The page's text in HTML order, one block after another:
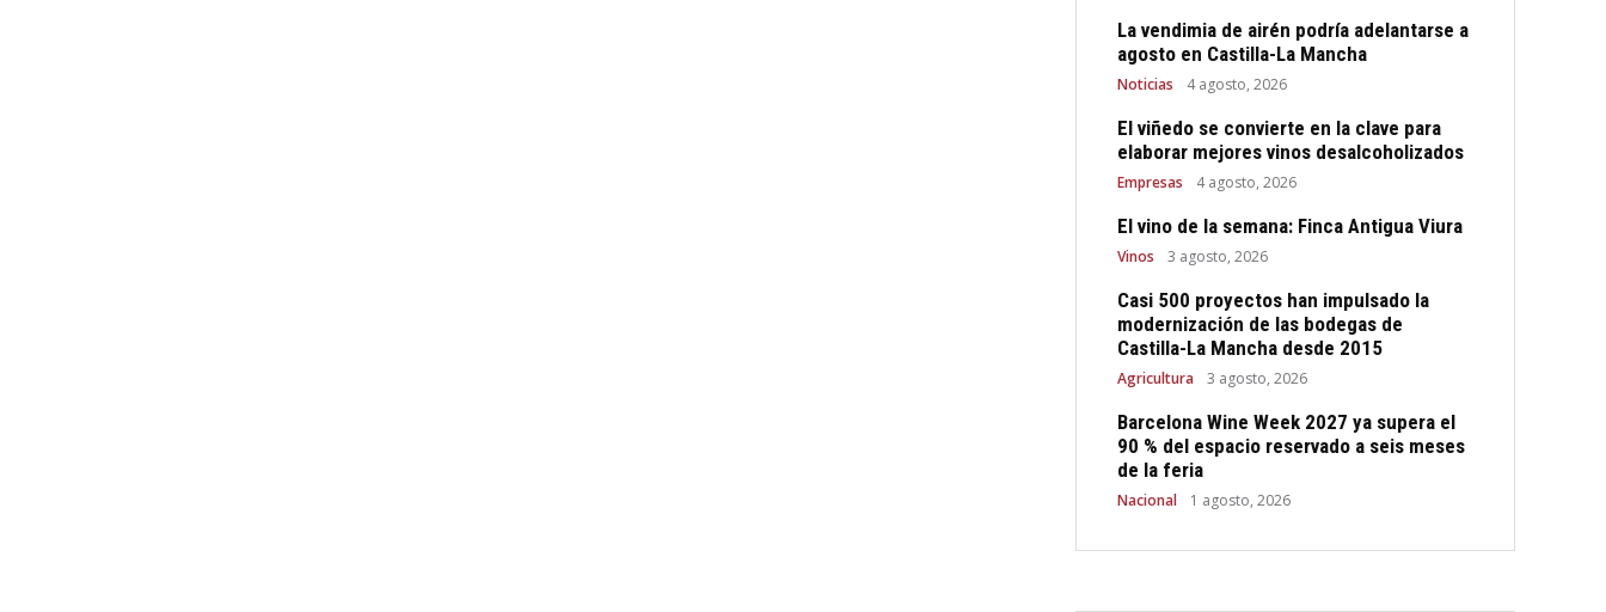
La vendimia de airén podría adelantarse a
agosto en Castilla-La Mancha
Noticias 4 agosto, 2026
El viñedo se convierte en la clave para
elaborar mejores vinos desalcoholizados
Empresas 4 agosto, 2026
El vino de la semana: Finca Antigua Viura
Vinos 3 agosto, 2026
Casi 500 proyectos han impulsado la
modernización de las bodegas de
Castilla-La Mancha desde 2015
Agricultura 3 agosto, 2026
Barcelona Wine Week 2027 ya supera el
90 % del espacio reservado a seis meses
de la feria
Nacional 1 agosto, 2026